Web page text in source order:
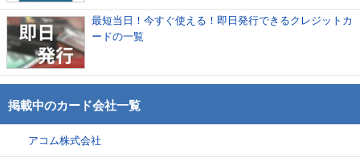
最短当日！今すぐ使える！即日発行できるクレジットカ
ードの一覧
掲載中のカード会社一覧
アコム株式会社